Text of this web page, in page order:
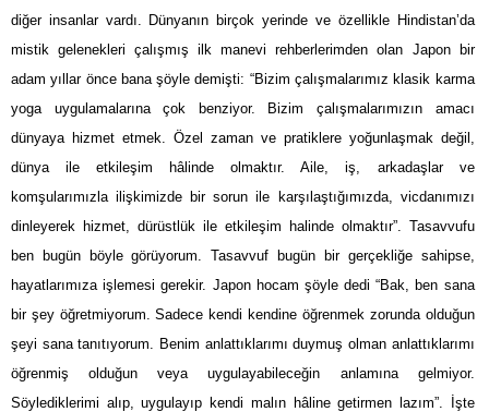
diğer insanlar vardı. Dünyanın birçok yerinde ve özellikle Hindistan’da
mistik gelenekleri çalışmış ilk manevi rehberlerimden olan Japon bir
adam yıllar önce bana şöyle demişti: “Bizim çalışmalarımız klasik karma
yoga uygulamalarına çok benziyor. Bizim çalışmalarımızın amacı
dünyaya hizmet etmek. Özel zaman ve pratiklere yoğunlaşmak değil,
dünya ile etkileşim hâlinde olmaktır. Aile, iş, arkadaşlar ve
komşularımızla ilişkimizde bir sorun ile karşılaştığımızda, vicdanımızı
dinleyerek hizmet, dürüstlük ile etkileşim halinde olmaktır”. Tasavvufu
ben bugün böyle görüyorum. Tasavvuf bugün bir gerçekliğe sahipse,
hayatlarımıza işlemesi gerekir. Japon hocam şöyle dedi “Bak, ben sana
bir şey öğretmiyorum. Sadece kendi kendine öğrenmek zorunda olduğun
şeyi sana tanıtıyorum. Benim anlattıklarımı duymuş olman anlattıklarımı
öğrenmiş olduğun veya uygulayabileceğin anlamına gelmiyor.
Söylediklerimi alıp, uygulayıp kendi malın hâline getirmen lazım”. İşte